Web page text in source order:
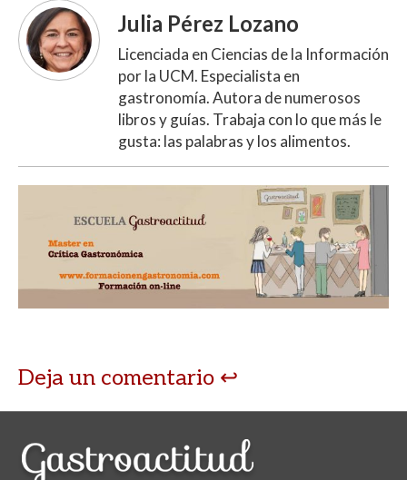
Julia Pérez Lozano
Licenciada en Ciencias de la Información
por la UCM. Especialista en
gastronomía. Autora de numerosos
libros y guías. Trabaja con lo que más le
gusta: las palabras y los alimentos.
Deja un comentario